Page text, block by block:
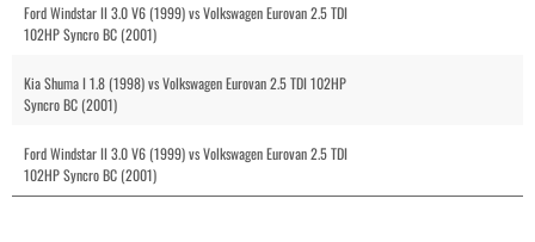
Ford Windstar II 3.0 V6 (1999) vs Volkswagen Eurovan 2.5 TDI
102HP Syncro BC (2001)
Kia Shuma I 1.8 (1998) vs Volkswagen Eurovan 2.5 TDI 102HP
Syncro BC (2001)
Ford Windstar II 3.0 V6 (1999) vs Volkswagen Eurovan 2.5 TDI
102HP Syncro BC (2001)